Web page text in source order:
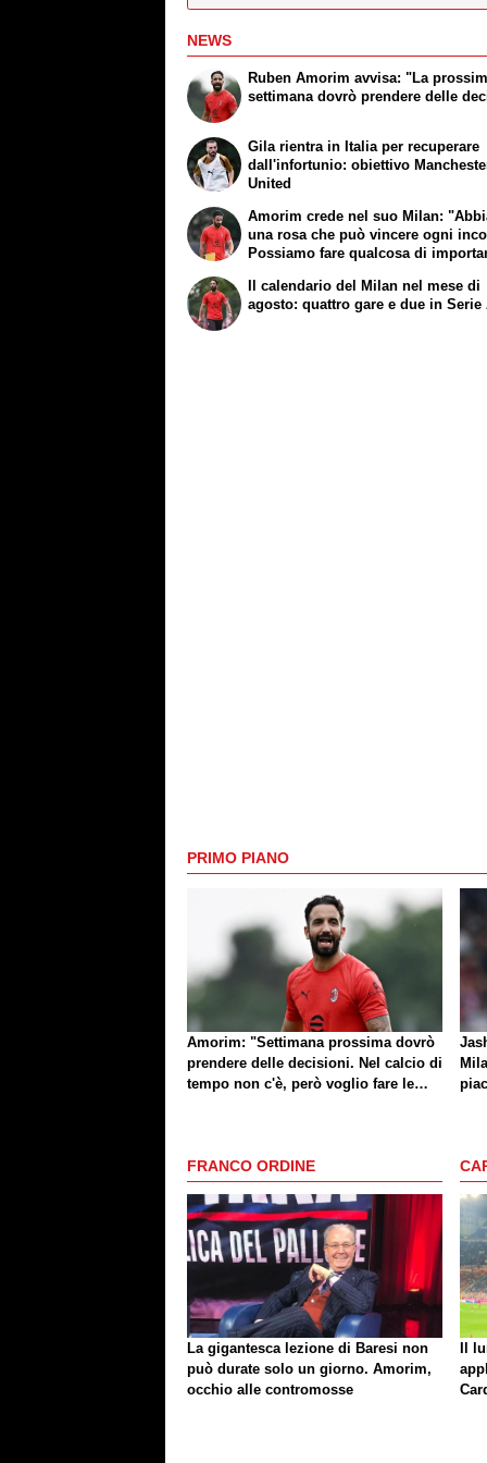
NEWS
Ruben Amorim avvisa: "La
settimana dovrò prendere delle
Gila rientra in Italia per recuperare
dall'infortunio: obiettivo
United
Amorim crede nel suo Milan:
una rosa che può vincere ogni
Possiamo fare qualcosa di
Il calendario del Milan nel mese di
agosto: quattro gare e due in Serie
PRIMO PIANO
Amorim: "Settimana prossima dovrò
prendere delle decisioni. Nel calcio di
tempo non c'è, però voglio fare le
FRANCO ORDINE
La gigantesca lezione di Baresi non
può durate solo un giorno. Amorim,
occhio alle contromosse
Il